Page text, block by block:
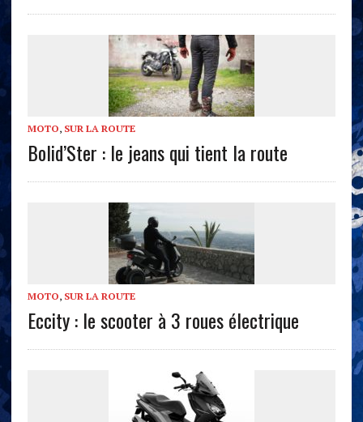
MOTO, SUR LA ROUTE
Bolid’Ster : le jeans qui tient la route
MOTO, SUR LA ROUTE
Eccity : le scooter à 3 roues électrique